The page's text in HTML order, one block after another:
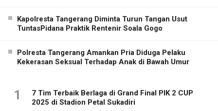
Kapolresta Tangerang Diminta Turun Tangan Usut
TuntasPidana Praktik Rentenir Soala Gogo
Polresta Tangerang Amankan Pria Diduga Pelaku
Kekerasan Seksual Terhadap Anak di Bawah Umur
1
7 Tim Terbaik Berlaga di Grand Final PIK 2 CUP
2025 di Stadion Petal Sukadiri